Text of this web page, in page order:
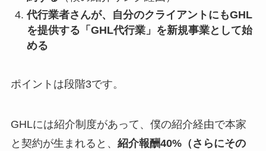
代行業者さんが、自分のクライアントにもGHL
を提供する「GHL代行業」を新規事業として始
める
ポイントは段階3です。
GHLには紹介制度があって、僕の紹介経由で本家
と契約が生まれると、 紹介報酬40%（さらにその